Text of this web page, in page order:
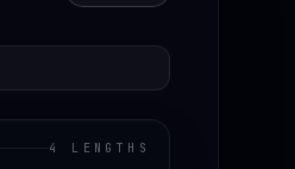
4 LENGTHS